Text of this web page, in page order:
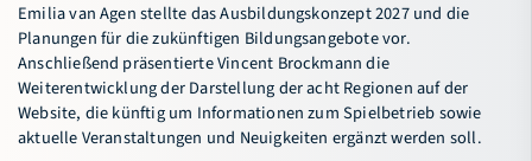
Emilia van Agen stellte das Ausbildungskonzept 2027 und die
Planungen für die zukünftigen Bildungsangebote vor.
Anschließend präsentierte Vincent Brockmann die
Weiterentwicklung der Darstellung der acht Regionen auf der
Website, die künftig um Informationen zum Spielbetrieb sowie
aktuelle Veranstaltungen und Neuigkeiten ergänzt werden soll.